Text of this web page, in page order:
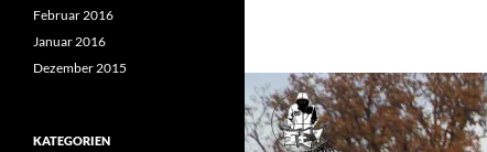
Februar 2016
Januar 2016
Dezember 2015
KATEGORIEN